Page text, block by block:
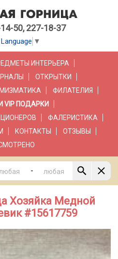
50, 227-18-37
▼
ИНТЕРЬЕРА
ОТКРЫТКИ
ФИЛАТЕЛИЯ
VIP ПОДАРКИ
ФАЛЕРИСТИКА
КОНТАКТЫ
ОТЗЫВЫ
-
Хозяйка Медной
#15617759